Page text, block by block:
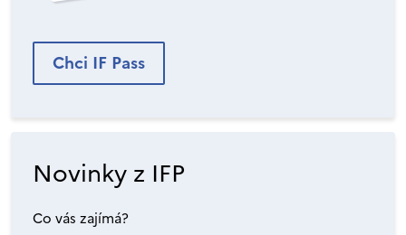
Chci IF Pass
Novinky z IFP
Co vás zajímá?